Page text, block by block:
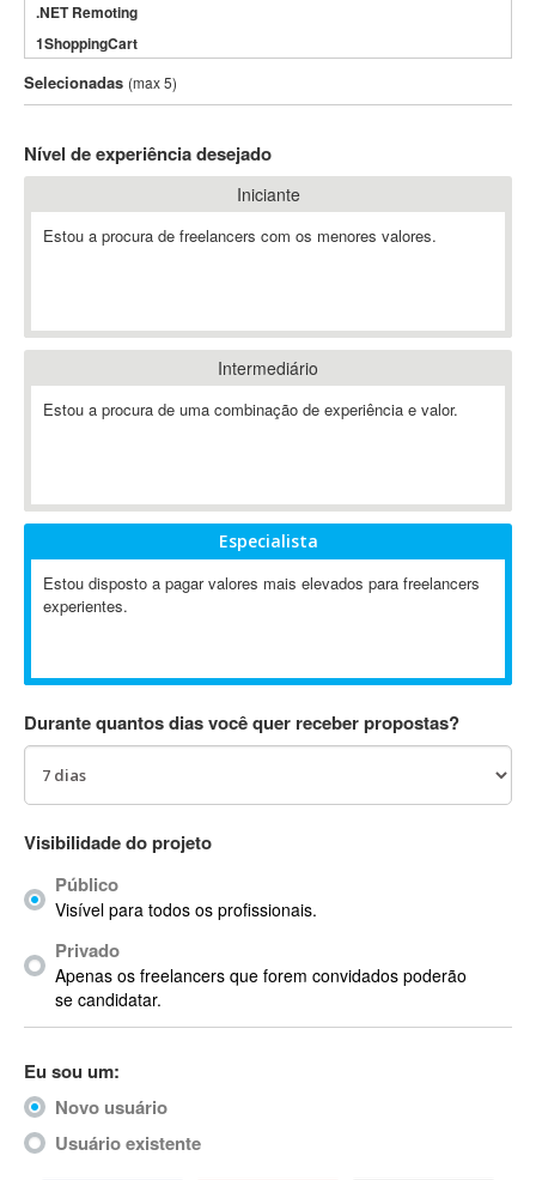
.NET Remoting
1ShoppingCart
3DS Max
3GSM
802.11
A-GPS
ABAP
Abaqus
ABBYY FineReader
Ableton
Ableton Push
Abstract
AC3
ACID Pro
ACPI
Acrobat
Acrobat X
Acronis
ACT
Actimize
ActionScript
ActionScript 3
Selecionadas (max 5)
Nível de experiência desejado
Iniciante
Estou a procura de freelancers com os menores valores.
Intermediário
Estou a procura de uma combinação de experiência e valor.
Especialista
Estou disposto a pagar valores mais elevados para freelancers
experientes.
Durante quantos dias você quer receber propostas?
Visibilidade do projeto
Público
Visível para todos os profissionais.
Privado
Apenas os freelancers que forem convidados poderão
se candidatar.
Eu sou um:
Novo usuário
Usuário existente